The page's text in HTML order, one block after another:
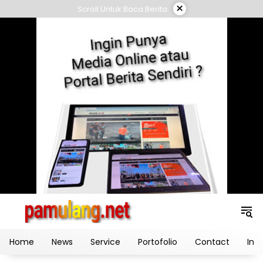
to
Scroll Untuk Baca Berita ×
Home News Service Portofolio Contact